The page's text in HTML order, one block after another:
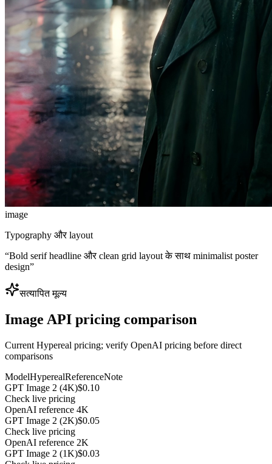
image
Typography और layout
“Bold serif headline और clean grid layout के साथ minimalist poster
design”
सत्यापित मूल्य
Image API pricing comparison
Current Hypereal pricing; verify OpenAI pricing before direct
comparisons
ModelHyperealReferenceNote
GPT Image 2 (4K)$0.10
Check live pricing
OpenAI reference 4K
GPT Image 2 (2K)$0.05
Check live pricing
OpenAI reference 2K
GPT Image 2 (1K)$0.03